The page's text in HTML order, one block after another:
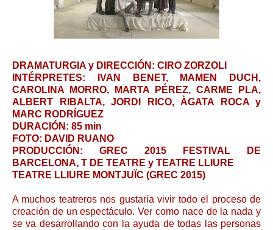
DRAMATURGIA y DIRECCIÓN: CIRO ZORZOLI
INTÉRPRETES: IVAN BENET, MAMEN DUCH,
CAROLINA MORRO, MARTA PÉREZ, CARME PLA,
ALBERT RIBALTA, JORDI RICO, ÀGATA ROCA y
MARC RODRÍGUEZ
DURACIÓN: 85 min
FOTO: DAVID RUANO
PRODUCCIÓN: GREC 2015 FESTIVAL DE
BARCELONA, T DE TEATRE y TEATRE LLIURE
TEATRE LLIURE MONTJUÏC (GREC 2015)
A muchos teatreros nos gustaría vivir todo el proceso de
creación de un espectáculo. Ver como nace de la nada y
se va desarrollando con la ayuda de todas las personas